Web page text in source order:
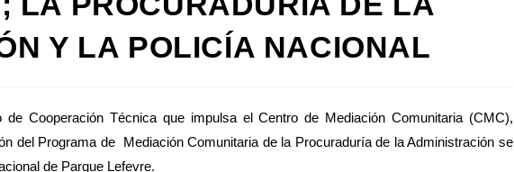
Y LA POLICÍA NACIONAL
Cooperación Técnica que impulsa el Centro de Mediación Comunitaria (CMC),
del Programa de Mediación Comunitaria de la Procuraduría de la Administración se
de Parque Lefevre.